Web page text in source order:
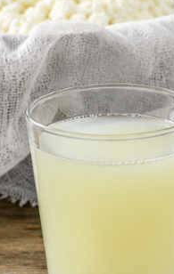
KUPI